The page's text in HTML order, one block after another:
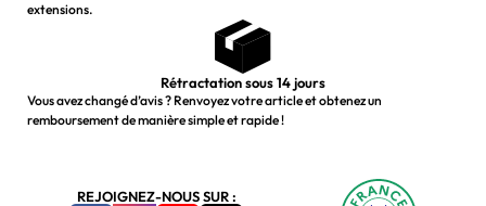
extensions.
Rétractation sous 14 jours
Vous avez changé d’avis ? Renvoyez votre article et obtenez un
remboursement de manière simple et rapide !
REJOIGNEZ-NOUS SUR :